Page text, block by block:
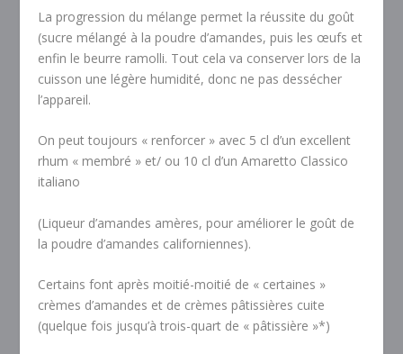
La progression du mélange permet la réussite du goût
(sucre mélangé à la poudre d’amandes, puis les œufs et
enfin le beurre ramolli. Tout cela va conserver lors de la
cuisson une légère humidité, donc ne pas dessécher
l’appareil.
On peut toujours « renforcer » avec 5 cl d’un excellent
rhum « membré » et/ ou 10 cl d’un Amaretto Classico
italiano
(Liqueur d’amandes amères, pour améliorer le goût de
la poudre d’amandes californiennes).
Certains font après moitié-moitié de « certaines »
crèmes d’amandes et de crèmes pâtissières cuite
(quelque fois jusqu’à trois-quart de « pâtissière »*)